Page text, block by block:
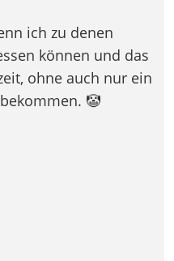
ich zu denen
können und das
ohne auch nur ein
🤡